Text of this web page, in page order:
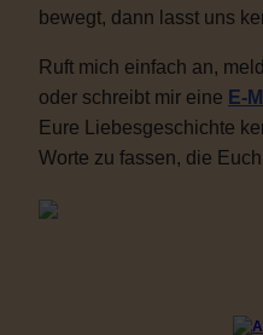
bewegt, dann lasst uns
Ruft mich einfach an,
oder schreibt mir eine E-
Eure Liebesgeschichte
Worte zu fassen, die